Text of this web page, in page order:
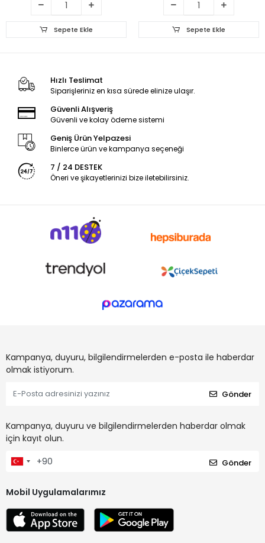
Sepete Ekle Sepete Ekle
Hızlı Teslimat
Siparişleriniz en kısa sürede elinize ulaşır.
Güvenli Alışveriş
Güvenli ve kolay ödeme sistemi
Geniş Ürün Yelpazesi
Binlerce ürün ve kampanya seçeneği
7 / 24 DESTEK
Öneri ve şikayetlerinizi bize iletebilirsiniz.
Kampanya, duyuru, bilgilendirmelerden e-posta ile haberdar
olmak istiyorum.
Gönder
Kampanya, duyuru ve bilgilendirmelerden haberdar olmak
için kayıt olun.
Gönder
Mobil Uygulamalarımız